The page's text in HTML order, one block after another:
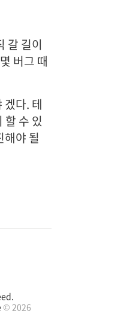
갈 길이
버그 때
겠다. 테
할 수 있
해야 될
© 2026